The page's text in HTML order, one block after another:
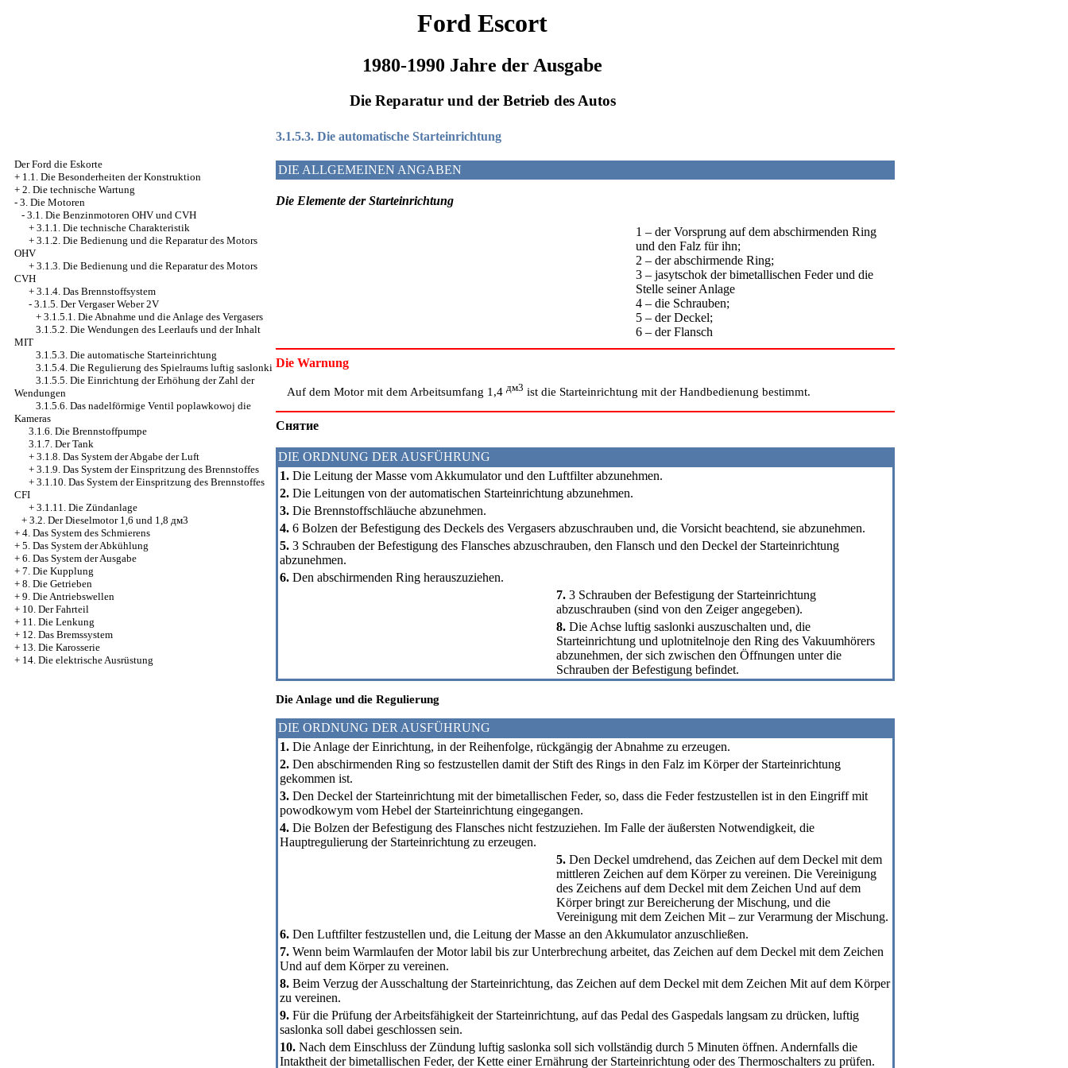
Ford Escort
1980-1990 Jahre der Ausgabe
Die Reparatur und der Betrieb des Autos
Der Ford die Eskorte
+ 1.1. Die Besonderheiten der Konstruktion
+ 2. Die technische Wartung
- 3. Die Motoren
- 3.1. Die Benzinmotoren OHV und CVH
+ 3.1.1. Die technische Charakteristik
+ 3.1.2. Die Bedienung und die Reparatur des Motors
OHV
+ 3.1.3. Die Bedienung und die Reparatur des Motors
CVH
+ 3.1.4. Das Brennstoffsystem
- 3.1.5. Der Vergaser Weber 2V
+ 3.1.5.1. Die Abnahme und die Anlage des Vergasers
3.1.5.2. Die Wendungen des Leerlaufs und der Inhalt
MIT
3.1.5.3. Die automatische Starteinrichtung
3.1.5.4. Die Regulierung des Spielraums luftig saslonki
3.1.5.5. Die Einrichtung der Erhöhung der Zahl der
Wendungen
3.1.5.6. Das nadelförmige Ventil poplawkowoj die
Kameras
3.1.6. Die Brennstoffpumpe
3.1.7. Der Tank
+ 3.1.8. Das System der Abgabe der Luft
+ 3.1.9. Das System der Einspritzung des Brennstoffes
+ 3.1.10. Das System der Einspritzung des Brennstoffes
CFI
+ 3.1.11. Die Zündanlage
+ 3.2. Der Dieselmotor 1,6 und 1,8 дм3
+ 4. Das System des Schmierens
+ 5. Das System der Abkühlung
+ 6. Das System der Ausgabe
+ 7. Die Kupplung
+ 8. Die Getrieben
+ 9. Die Antriebswellen
+ 10. Der Fahrteil
+ 11. Die Lenkung
+ 12. Das Bremssystem
+ 13. Die Karosserie
+ 14. Die elektrische Ausrüstung
3.1.5.3. Die automatische Starteinrichtung
DIE ALLGEMEINEN ANGABEN
Die Elemente der Starteinrichtung
1 – der Vorsprung auf dem abschirmenden Ring
und den Falz für ihn;
2 – der abschirmende Ring;
3 – jasytschok der bimetallischen Feder und die
Stelle seiner Anlage
4 – die Schrauben;
5 – der Deckel;
6 – der Flansch
Die Warnung
Auf dem Motor mit dem Arbeitsumfang 1,4 дм3 ist die Starteinrichtung mit der Handbedienung bestimmt.
Cнятие
DIE ORDNUNG DER AUSFÜHRUNG
1. Die Leitung der Masse vom Akkumulator und den Luftfilter abzunehmen.
2. Die Leitungen von der automatischen Starteinrichtung abzunehmen.
3. Die Brennstoffschläuche abzunehmen.
4. 6 Bolzen der Befestigung des Deckels des Vergasers abzuschrauben und, die Vorsicht beachtend, sie abzunehmen.
5. 3 Schrauben der Befestigung des Flansches abzuschrauben, den Flansch und den Deckel der Starteinrichtung
abzunehmen.
6. Den abschirmenden Ring herauszuziehen.
7. 3 Schrauben der Befestigung der Starteinrichtung
abzuschrauben (sind von den Zeiger angegeben).
8. Die Achse luftig saslonki auszuschalten und, die
Starteinrichtung und uplotnitelnoje den Ring des Vakuumhörers
abzunehmen, der sich zwischen den Öffnungen unter die
Schrauben der Befestigung befindet.
Die Anlage und die Regulierung
DIE ORDNUNG DER AUSFÜHRUNG
1. Die Anlage der Einrichtung, in der Reihenfolge, rückgängig der Abnahme zu erzeugen.
2. Den abschirmenden Ring so festzustellen damit der Stift des Rings in den Falz im Körper der Starteinrichtung
gekommen ist.
3. Den Deckel der Starteinrichtung mit der bimetallischen Feder, so, dass die Feder festzustellen ist in den Eingriff mit
powodkowym vom Hebel der Starteinrichtung eingegangen.
4. Die Bolzen der Befestigung des Flansches nicht festzuziehen. Im Falle der äußersten Notwendigkeit, die
Hauptregulierung der Starteinrichtung zu erzeugen.
5. Den Deckel umdrehend, das Zeichen auf dem Deckel mit dem
mittleren Zeichen auf dem Körper zu vereinen. Die Vereinigung
des Zeichens auf dem Deckel mit dem Zeichen Und auf dem
Körper bringt zur Bereicherung der Mischung, und die
Vereinigung mit dem Zeichen Mit – zur Verarmung der Mischung.
6. Den Luftfilter festzustellen und, die Leitung der Masse an den Akkumulator anzuschließen.
7. Wenn beim Warmlaufen der Motor labil bis zur Unterbrechung arbeitet, das Zeichen auf dem Deckel mit dem Zeichen
Und auf dem Körper zu vereinen.
8. Beim Verzug der Ausschaltung der Starteinrichtung, das Zeichen auf dem Deckel mit dem Zeichen Mit auf dem Körper
zu vereinen.
9. Für die Prüfung der Arbeitsfähigkeit der Starteinrichtung, auf das Pedal des Gaspedals langsam zu drücken, luftig
saslonka soll dabei geschlossen sein.
10. Nach dem Einschluss der Zündung luftig saslonka soll sich vollständig durch 5 Minuten öffnen. Andernfalls die
Intaktheit der bimetallischen Feder, der Kette einer Ernährung der Starteinrichtung oder des Thermoschalters zu prüfen.